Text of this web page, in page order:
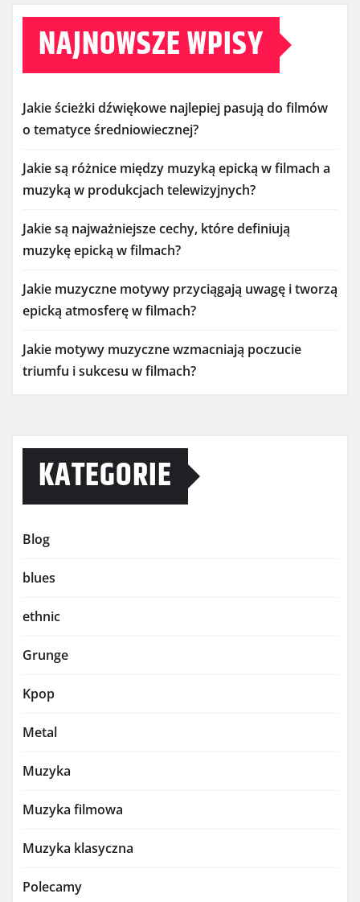
NAJNOWSZE WPISY
Jakie ścieżki dźwiękowe najlepiej pasują do filmów
o tematyce średniowiecznej?
Jakie są różnice między muzyką epicką w filmach a
muzyką w produkcjach telewizyjnych?
Jakie są najważniejsze cechy, które definiują
muzykę epicką w filmach?
Jakie muzyczne motywy przyciągają uwagę i tworzą
epicką atmosferę w filmach?
Jakie motywy muzyczne wzmacniają poczucie
triumfu i sukcesu w filmach?
KATEGORIE
Blog
blues
ethnic
Grunge
Kpop
Metal
Muzyka
Muzyka filmowa
Muzyka klasyczna
Polecamy